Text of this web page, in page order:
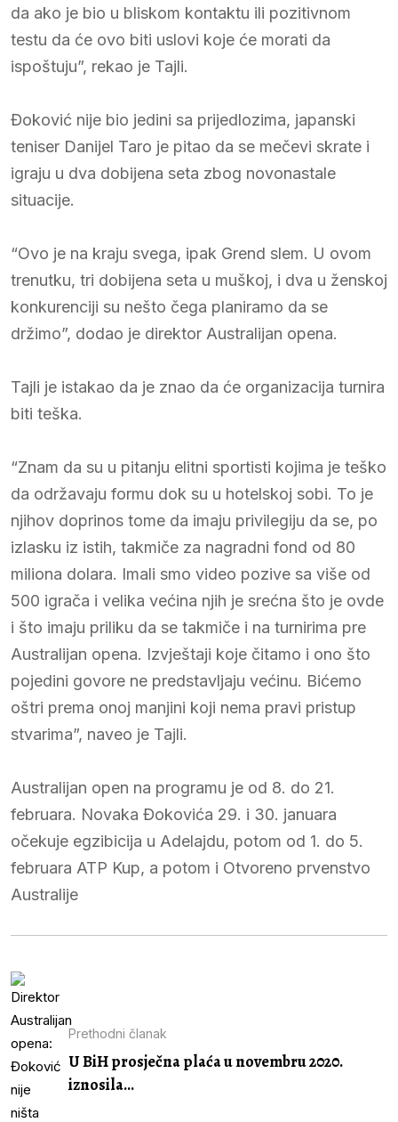
da ako je bio u bliskom kontaktu ili pozitivnom
testu da će ovo biti uslovi koje će morati da
ispoštuju”, rekao je Tajli.
Đoković nije bio jedini sa prijedlozima, japanski
teniser Danijel Taro je pitao da se mečevi skrate i
igraju u dva dobijena seta zbog novonastale
situacije.
“Ovo je na kraju svega, ipak Grend slem. U ovom
trenutku, tri dobijena seta u muškoj, i dva u ženskoj
konkurenciji su nešto čega planiramo da se
držimo”, dodao je direktor Australijan opena.
Tajli je istakao da je znao da će organizacija turnira
biti teška.
“Znam da su u pitanju elitni sportisti kojima je teško
da održavaju formu dok su u hotelskoj sobi. To je
njihov doprinos tome da imaju privilegiju da se, po
izlasku iz istih, takmiče za nagradni fond od 80
miliona dolara. Imali smo video pozive sa više od
500 igrača i velika većina njih je srećna što je ovde
i što imaju priliku da se takmiče i na turnirima pre
Australijan opena. Izvještaji koje čitamo i ono što
pojedini govore ne predstavljaju većinu. Bićemo
oštri prema onoj manjini koji nema pravi pristup
stvarima”, naveo je Tajli.
Australijan open na programu je od 8. do 21.
februara. Novaka Đokovića 29. i 30. januara
očekuje egzibicija u Adelajdu, potom od 1. do 5.
februara ATP Kup, a potom i Otvoreno prvenstvo
Australije
Prethodni članak
U BiH prosječna plaća u novembru 2020.
iznosila...